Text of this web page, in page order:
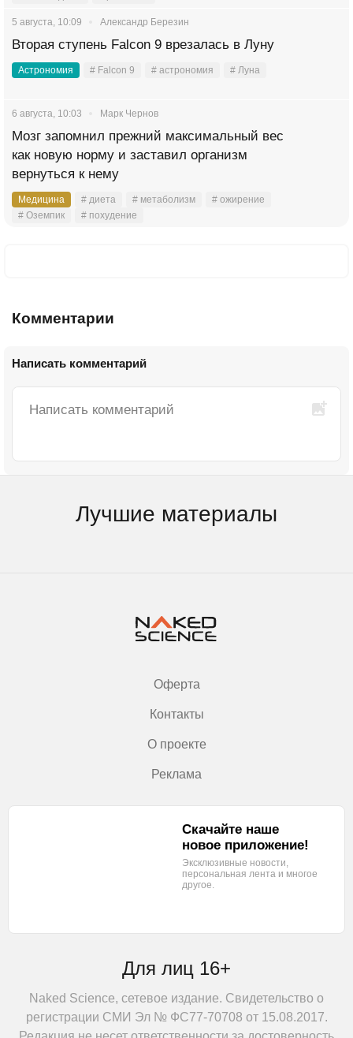
5 августа, 10:09 Александр Березин
Вторая ступень Falcon 9 врезалась в Луну
Астрономия # Falcon 9 # астрономия # Луна
6 августа, 10:03 Марк Чернов
Мозг запомнил прежний максимальный вес
как новую норму и заставил организм
вернуться к нему
Медицина # диета # метаболизм
# ожирение
# Оземпик
# похудение
Комментарии
Написать комментарий
Лучшие материалы
Оферта
Контакты
О проекте
Реклама
Для лиц 16+
Naked Science, сетевое издание. Свидетельство о
регистрации СМИ Эл № ФС77-70708 от 15.08.2017.
Скачайте наше
новое приложение!
Эксклюзивные новости,
персональная лента и многое
другое.